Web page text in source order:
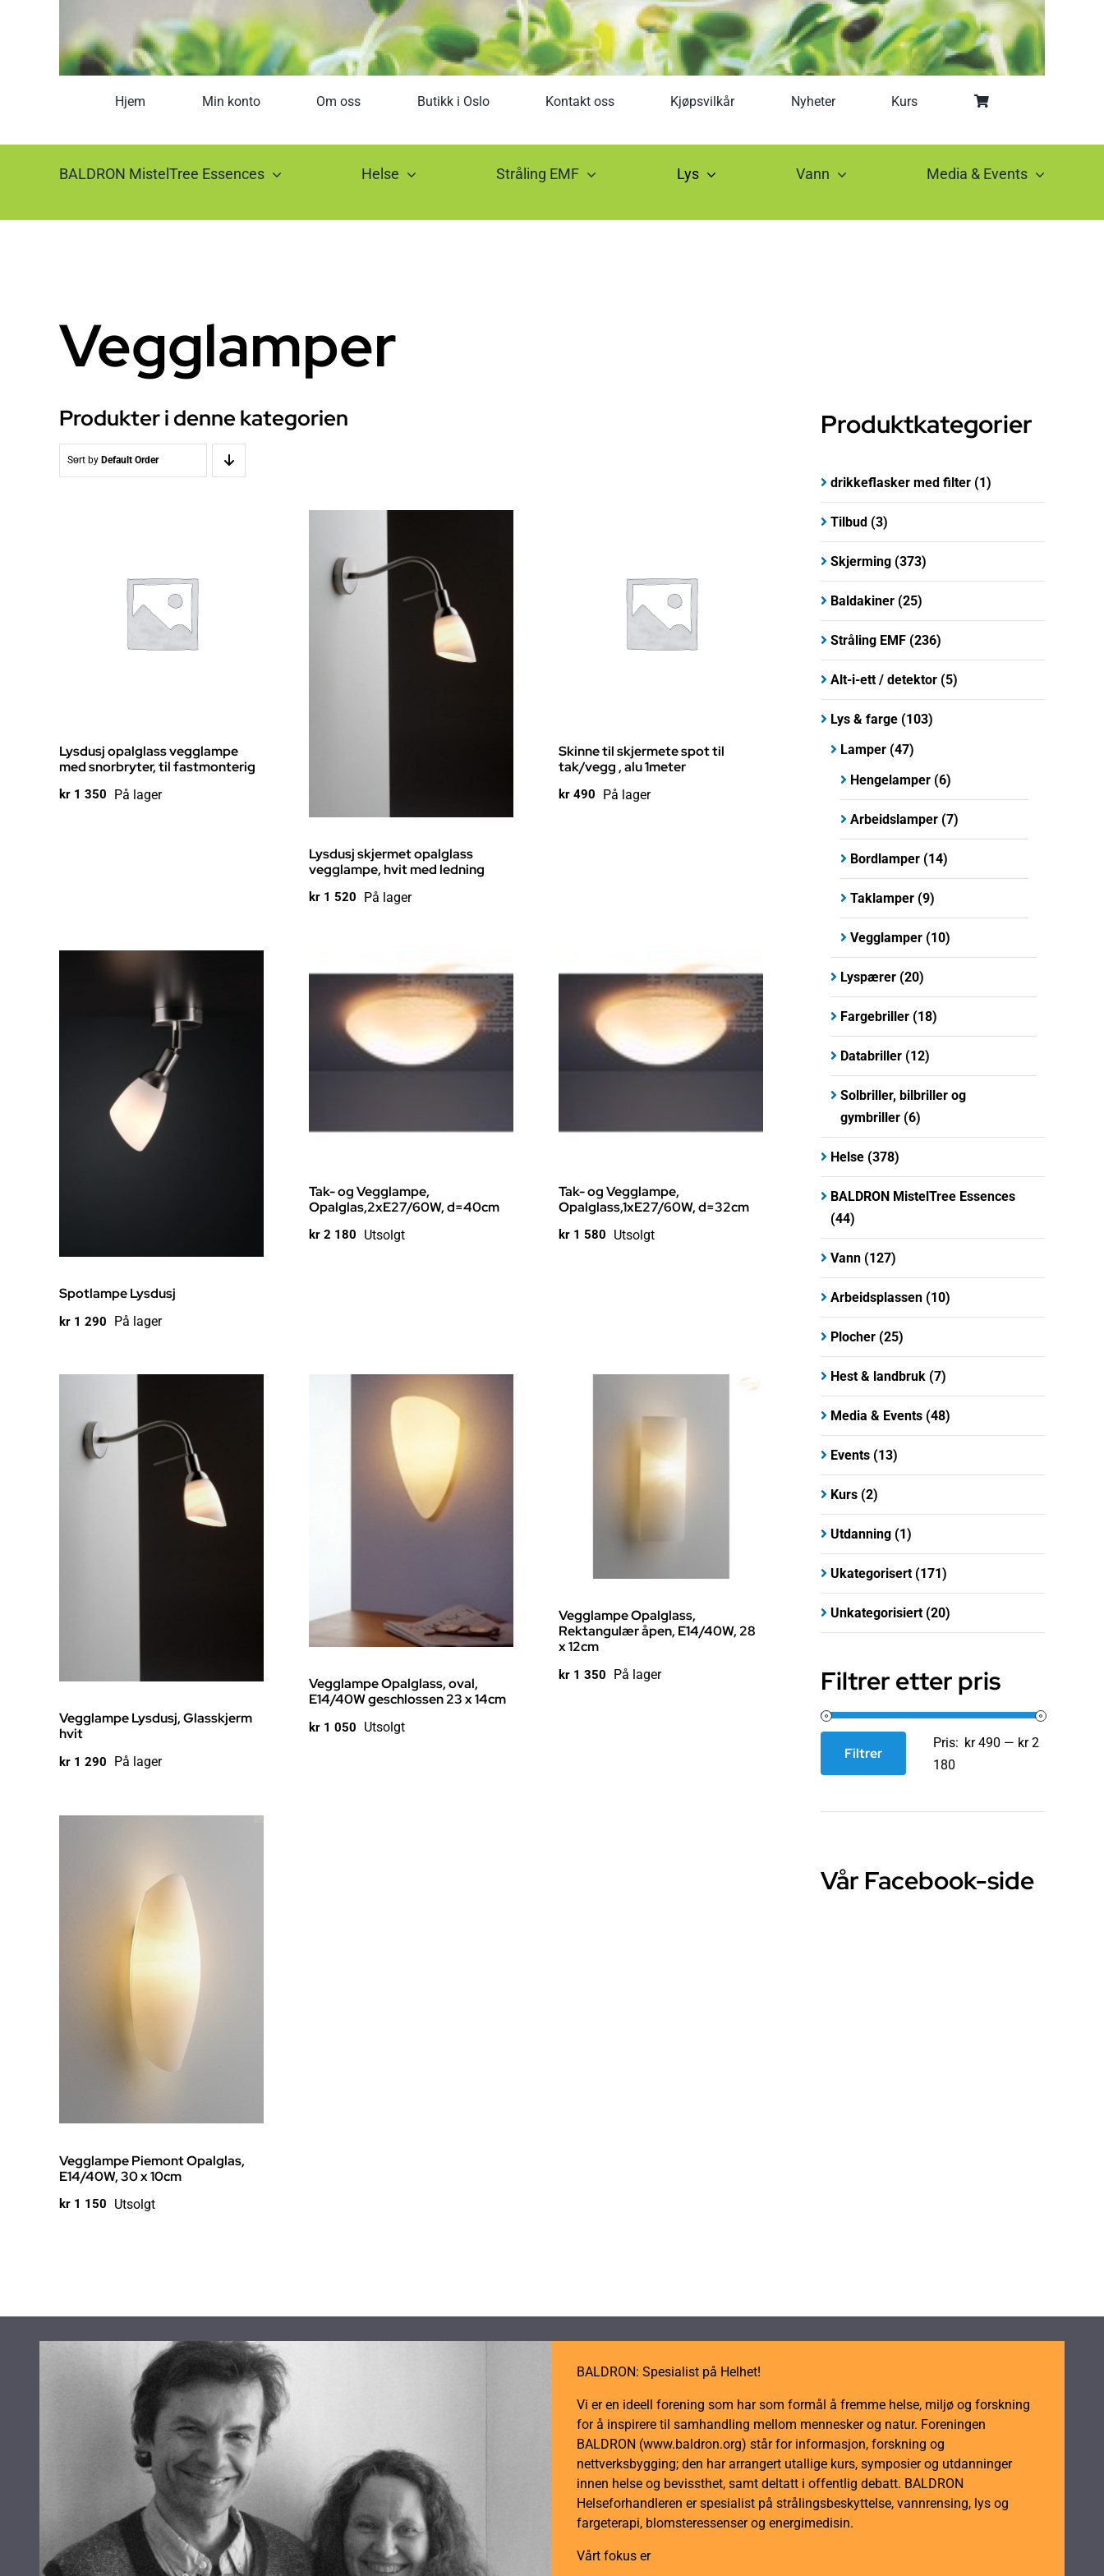
Hjem Min konto Om oss Butikk i Oslo Kontakt oss Kjøpsvilkår Nyheter Kurs
BALDRON MistelTree Essences Helse Stråling EMF Lys Vann Media & Events
Vegglamper
Produkter i denne kategorien
Sort by Default Order
Lysdusj opalglass vegglampe
med snorbryter, til fastmonterig
kr 1 350 På lager
Lysdusj skjermet opalglass
vegglampe, hvit med ledning
kr 1 520 På lager
Skinne til skjermete spot til
tak/vegg , alu 1meter
kr 490 På lager
Spotlampe Lysdusj
kr 1 290 På lager
Tak- og Vegglampe,
Opalglas,2xE27/60W, d=40cm
kr 2 180 Utsolgt
Tak- og Vegglampe,
Opalglass,1xE27/60W, d=32cm
kr 1 580 Utsolgt
Vegglampe Lysdusj, Glasskjerm
hvit
kr 1 290 På lager
Vegglampe Opalglass, oval,
E14/40W geschlossen 23 x 14cm
kr 1 050 Utsolgt
Vegglampe Opalglass,
Rektangulær åpen, E14/40W, 28
x 12cm
kr 1 350 På lager
Vegglampe Piemont Opalglas,
E14/40W, 30 x 10cm
kr 1 150 Utsolgt
Produktkategorier
drikkeflasker med filter (1)
Tilbud (3)
Skjerming (373)
Baldakiner (25)
Stråling EMF (236)
Alt-i-ett / detektor (5)
Lys & farge (103)
Lamper (47)
Hengelamper (6)
Arbeidslamper (7)
Bordlamper (14)
Taklamper (9)
Vegglamper (10)
Lyspærer (20)
Fargebriller (18)
Databriller (12)
Solbriller, bilbriller og
gymbriller (6)
Helse (378)
BALDRON MistelTree Essences
(44)
Vann (127)
Arbeidsplassen (10)
Plocher (25)
Hest & landbruk (7)
Media & Events (48)
Events (13)
Kurs (2)
Utdanning (1)
Ukategorisert (171)
Unkategorisiert (20)
Filtrer etter pris
Min.
Makspris
Filtrer
Pris: kr 490 — kr 2
180
Vår Facebook-side
BALDRON: Spesialist på Helhet!
Vi er en ideell forening som har som formål å fremme helse, miljø og forskning
for å inspirere til samhandling mellom mennesker og natur. Foreningen
BALDRON (www.baldron.org) står for informasjon, forskning og
nettverksbygging; den har arrangert utallige kurs, symposier og utdanninger
innen helse og bevissthet, samt deltatt i offentlig debatt. BALDRON
Helseforhandleren er spesialist på strålingsbeskyttelse, vannrensing, lys og
fargeterapi, blomsteressenser og energimedisin.
Vårt fokus er